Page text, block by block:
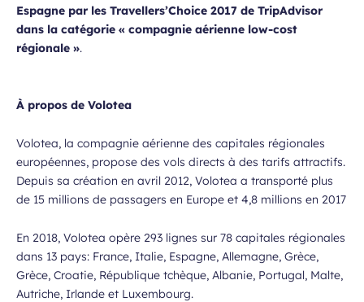
Espagne par les Travellers’Choice 2017 de TripAdvisor
dans la catégorie « compagnie aérienne low-cost
régionale ».
À propos de Volotea
Volotea, la compagnie aérienne des capitales régionales
européennes, propose des vols directs à des tarifs attractifs.
Depuis sa création en avril 2012, Volotea a transporté plus
de 15 millions de passagers en Europe et 4,8 millions en 2017
En 2018, Volotea opère 293 lignes sur 78 capitales régionales
dans 13 pays: France, Italie, Espagne, Allemagne, Grèce,
Grèce, Croatie, République tchèque, Albanie, Portugal, Malte,
Autriche, Irlande et Luxembourg.